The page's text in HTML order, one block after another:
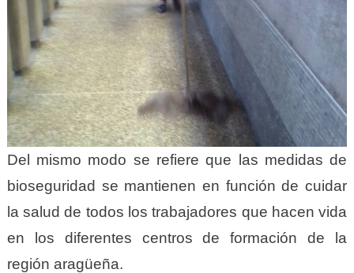
Del mismo modo se refiere que las medidas de
bioseguridad se mantienen en función de cuidar
la salud de todos los trabajadores que hacen vida
en los diferentes centros de formación de la
región aragüeña.